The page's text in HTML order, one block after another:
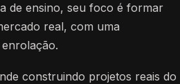
de ensino, seu foco é formar
real, com uma
construindo projetos reais do